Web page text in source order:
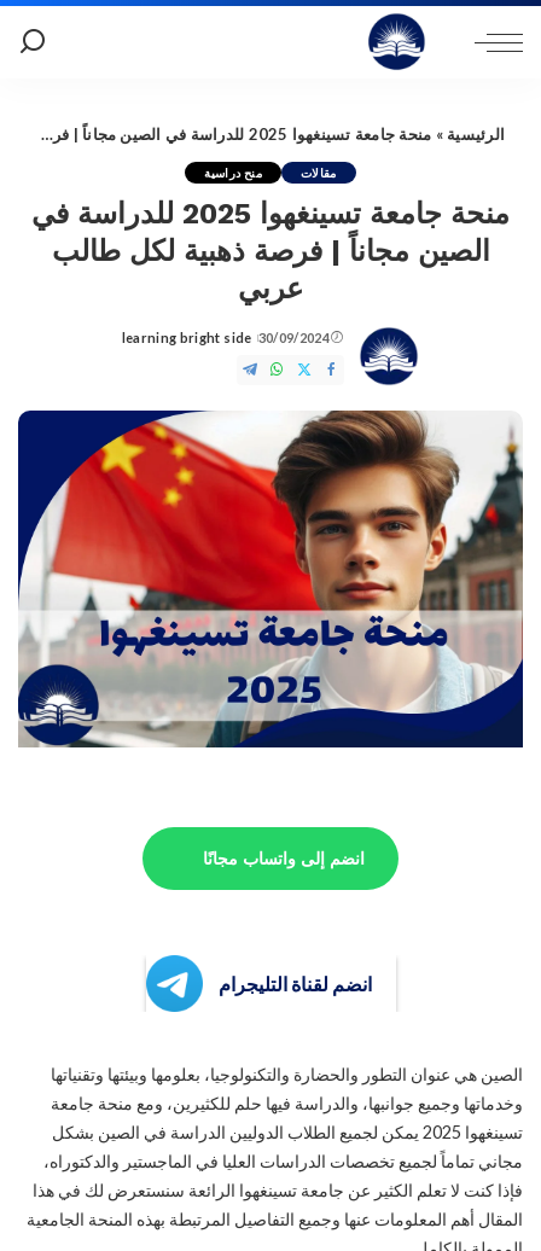
الرئيسية » منحة جامعة تسينغهوا 2025 للدراسة في الصين مجاناً | فرصة ذهبية لكل طالب عربي
مقالات منح دراسية
منحة جامعة تسينغهوا 2025 للدراسة في
الصين مجاناً | فرصة ذهبية لكل طالب
عربي
30/09/2024
Posted
by
learning bright side
انضم إلى واتساب مجانًا
انضم لقناة التليجرام
الصين هي عنوان التطور والحضارة والتكنولوجيا، بعلومها وبيئتها وتقنياتها
وخدماتها وجميع جوانبها، والدراسة فيها حلم للكثيرين، ومع منحة جامعة
تسينغهوا 2025 يمكن لجميع الطلاب الدوليين الدراسة في الصين بشكل
مجاني تماماً لجميع تخصصات الدراسات العليا في الماجستير والدكتوراه،
فإذا كنت لا تعلم الكثير عن جامعة تسينغهوا الرائعة سنستعرض لك في هذا
المقال أهم المعلومات عنها وجميع التفاصيل المرتبطة بهذه المنحة الجامعية